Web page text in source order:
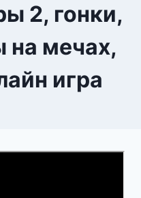
2, гонки,
на мечах,
игра